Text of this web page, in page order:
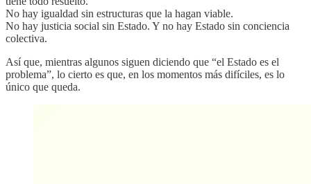
No hay igualdad sin estructuras que la hagan viable.
No hay justicia social sin Estado. Y no hay Estado sin conciencia
colectiva.
Así que, mientras algunos siguen diciendo que “el Estado es el
problema”, lo cierto es que, en los momentos más difíciles, es lo
único que queda.